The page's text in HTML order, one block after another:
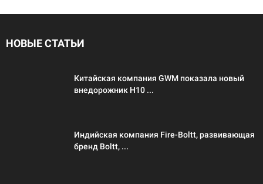
НОВЫЕ СТАТЬИ
Китайская компания GWM показала новый
внедорожник H10 ...
Индийская компания Fire-Boltt, развивающая
бренд Boltt, ...